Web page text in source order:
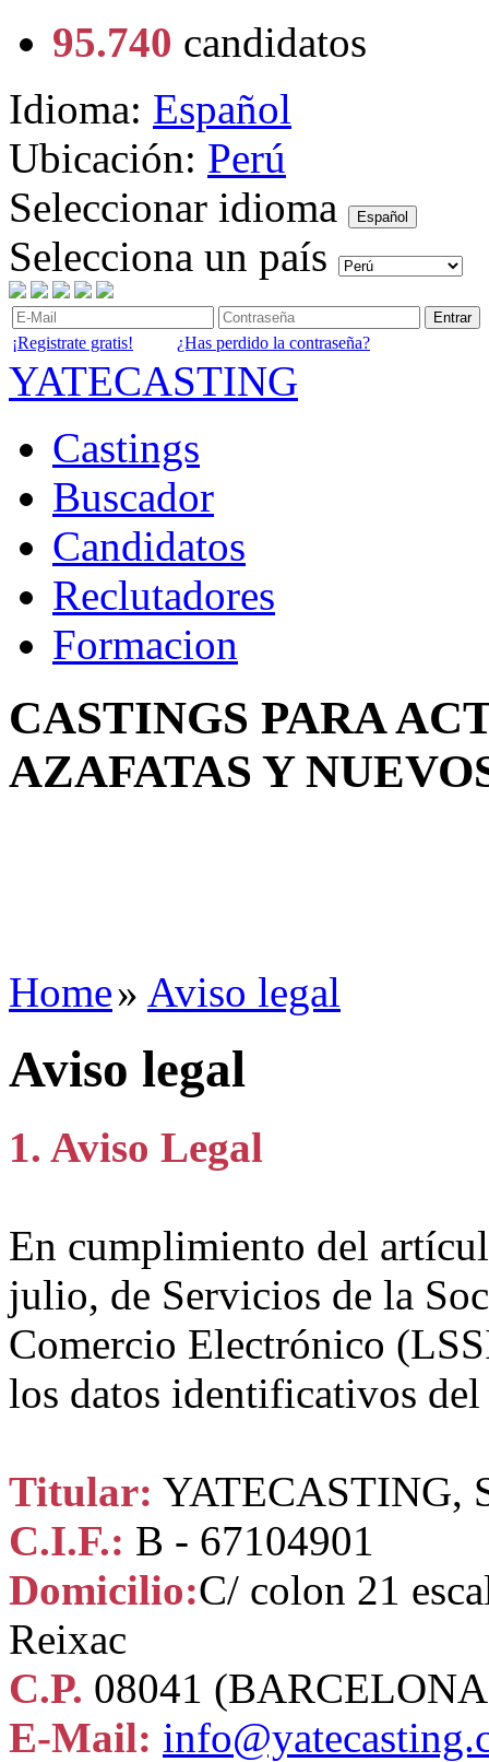
95.740 candidatos
Idioma: Español
Ubicación: Perú
Seleccionar idioma
Español
Selecciona un país
Entrar
¡Registrate gratis! ¿Has perdido la contraseña?
YATECASTING
Castings
Buscador
Candidatos
Reclutadores
Formacion
CASTINGS PARA
AZAFATAS Y
Home» Aviso legal
Aviso legal
1. Aviso Legal
En cumplimiento del
julio, de Servicios de la
Comercio Electrónico
los datos identificativos
Titular: YATECASTING,
C.I.F.: B - 67104901
Domicilio:C/ colon 21
Reixac
C.P. 08041
E-Mail: